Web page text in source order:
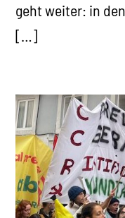
geht weiter: in
[…]